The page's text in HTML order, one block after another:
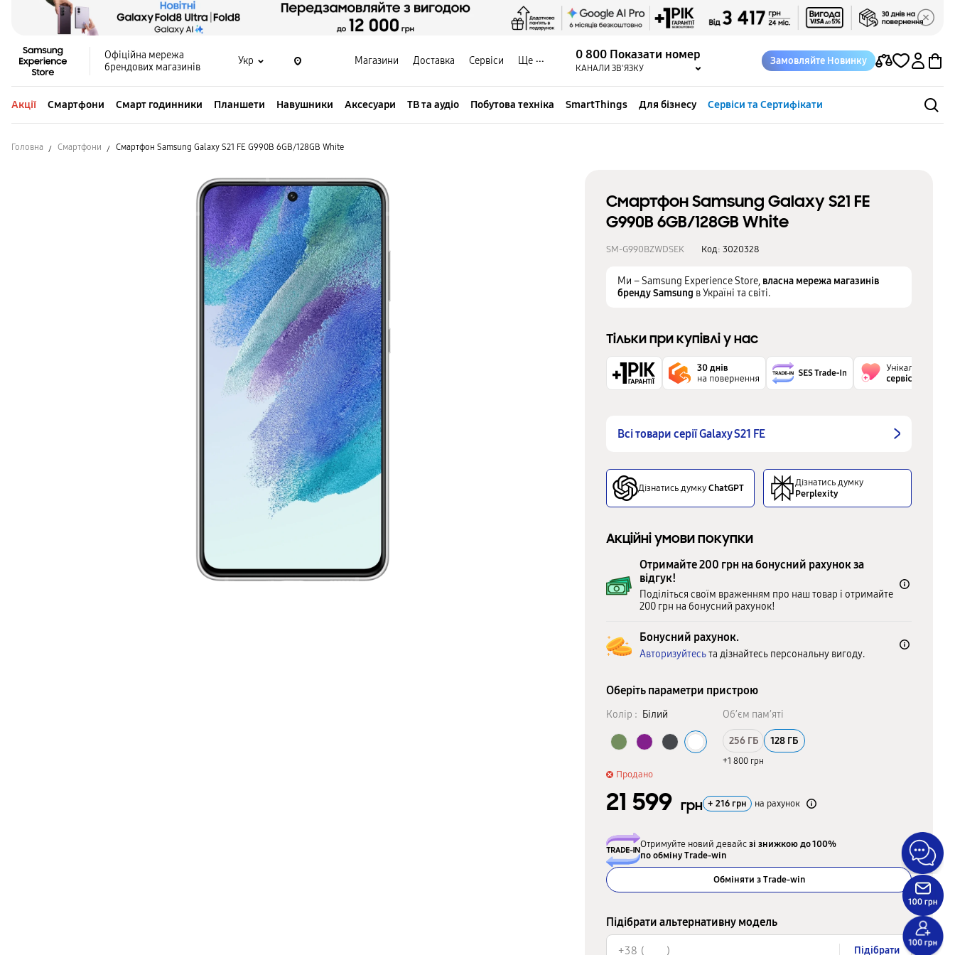
Офіційна мережа
брендових магазинів
Укр Магазини Доставка Сервіси Ще 0 800 Показати номер
КАНАЛИ ЗВ'ЯЗКУ
Замовляйте Новинку
Акції Смартфони Смарт годинники Планшети Навушники Аксесуари ТВ та аудіо Побутова техніка SmartThings Для бізнесу Сервіси та Сертифікати
Головна Смартфони Смартфон Samsung Galaxy S21 FE G990B 6GB/128GB White
Смартфон Samsung Galaxy S21 FE
G990B 6GB/128GB White
SM-G990BZWDSEK Код: 3020328
Ми – Samsung Experience Store, власна мережа магазинів
бренду Samsung в Україні та світі.
Тільки при купівлі у нас
Всі товари серії Galaxy S21 FE
Дізнатись думкуChatGPT
Дізнатись думку
Perplexity
Акційні умови покупки
Отримайте 200 грн на бонусний рахунок за
відгук!
Поділіться своїм враженням про наш товар і отримайте
200 грн на бонусний рахунок!
Бонусний рахунок.
Авторизуйтесьта дізнайтесь персональну вигоду.
Оберіть параметри пристрою
Колір : Білий Об’єм пам’яті
256 ГБ
+1 800 грн
128 ГБ
Продано
21 599 грн + 216 грн на рахунок
Отримуйте новий девайсзі знижкою до 100%
по обміну Trade-win
Обміняти з Trade-win
Підібрати альтернативну модель
Підібрати